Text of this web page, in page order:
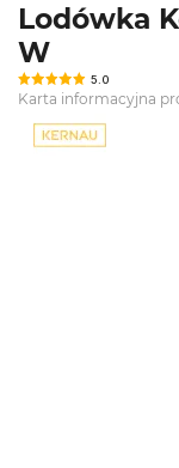
Lodówka
W
5.0
Karta informacyjna